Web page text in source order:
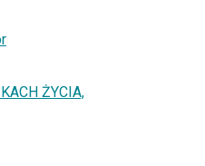
ŻYCIA,